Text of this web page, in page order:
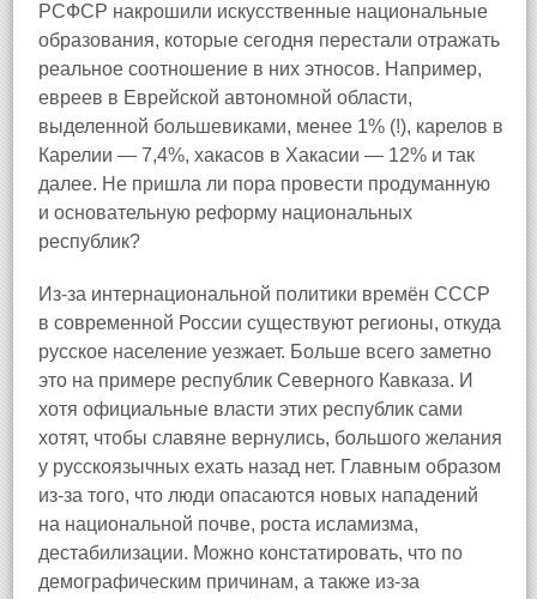
РСФСР накрошили искусственные национальные
образования, которые сегодня перестали отражать
реальное соотношение в них этносов. Например,
евреев в Еврейской автономной области,
выделенной большевиками, менее 1% (!), карелов в
Карелии — 7,4%, хакасов в Хакасии — 12% и так
далее. Не пришла ли пора провести продуманную
и основательную реформу национальных
республик?
Из-за интернациональной политики времён СССР
в современной России существуют регионы, откуда
русское население уезжает. Больше всего заметно
это на примере республик Северного Кавказа. И
хотя официальные власти этих республик сами
хотят, чтобы славяне вернулись, большого желания
у русскоязычных ехать назад нет. Главным образом
из-за того, что люди опасаются новых нападений
на национальной почве, роста исламизма,
дестабилизации. Можно констатировать, что по
демографическим причинам, а также из-за